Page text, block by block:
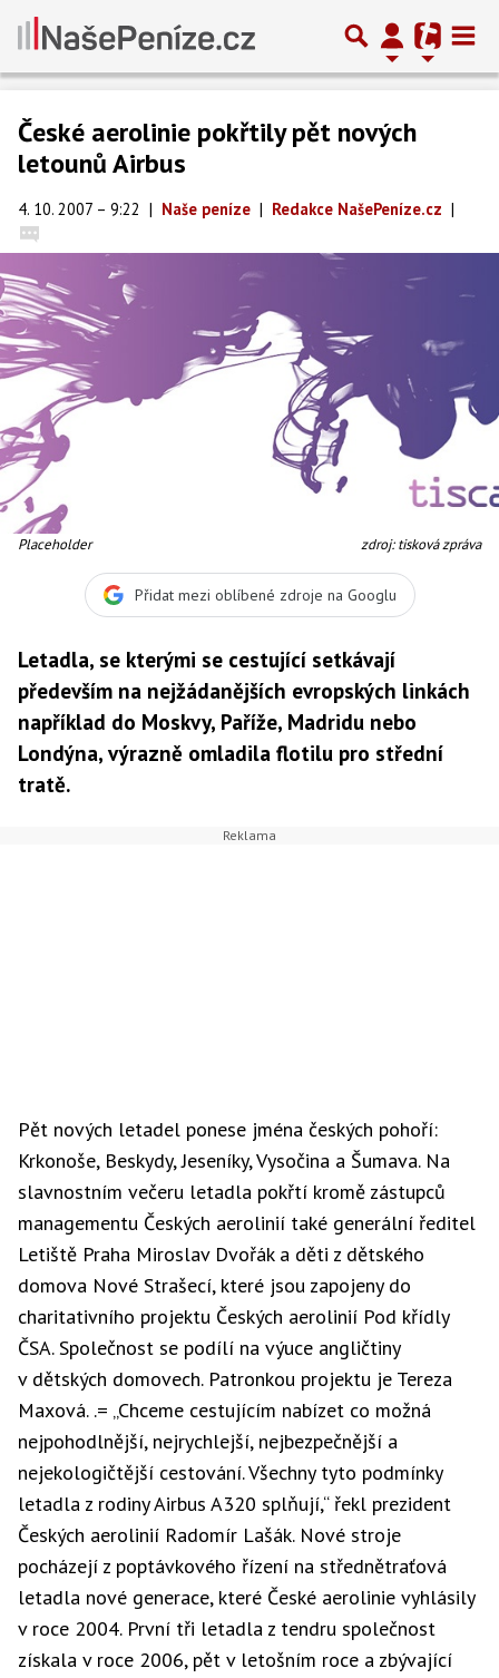
České aerolinie pokřtily pět nových
letounů Airbus
4. 10. 2007 – 9:22 | Naše peníze | Redakce NašePeníze.cz |
Placeholder zdroj: tisková zpráva
Přidat mezi oblíbené zdroje na Googlu
Letadla, se kterými se cestující setkávají
především na nejžádanějších evropských linkách
například do Moskvy, Paříže, Madridu nebo
Londýna, výrazně omladila flotilu pro střední
tratě.
Pět nových letadel ponese jména českých pohoří:
Krkonoše, Beskydy, Jeseníky, Vysočina a Šumava. Na
slavnostním večeru letadla pokřtí kromě zástupců
managementu Českých aerolinií také generální ředitel
Letiště Praha Miroslav Dvořák a děti z dětského
domova Nové Strašecí, které jsou zapojeny do
charitativního projektu Českých aerolinií Pod křídly
ČSA. Společnost se podílí na výuce angličtiny
v dětských domovech. Patronkou projektu je Tereza
Maxová. .= „Chceme cestujícím nabízet co možná
nejpohodlnější, nejrychlejší, nejbezpečnější a
nejekologičtější cestování. Všechny tyto podmínky
letadla z rodiny Airbus A320 splňují,“ řekl prezident
Českých aerolinií Radomír Lašák. Nové stroje
pocházejí z poptávkového řízení na střednětraťová
letadla nové generace, které České aerolinie vyhlásily
v roce 2004. První tři letadla z tendru společnost
získala v roce 2006, pět v letošním roce a zbývající